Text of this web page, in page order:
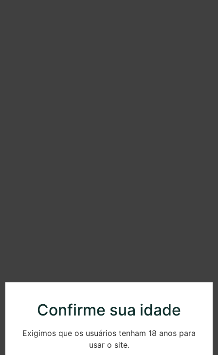
Confirme sua idade
Exigimos que os usuários tenham 18 anos para
usar o site.